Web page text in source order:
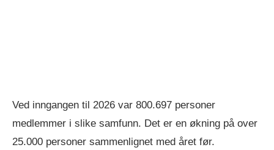
Ved inngangen til 2026 var 800.697 personer
medlemmer i slike samfunn. Det er en økning på over
25.000 personer sammenlignet med året før.